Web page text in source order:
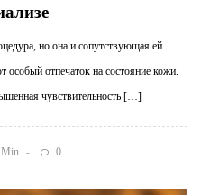
но она и сопутствующая ей
особый отпечаток на состояние кожи.
чувствительность […]
Min 0